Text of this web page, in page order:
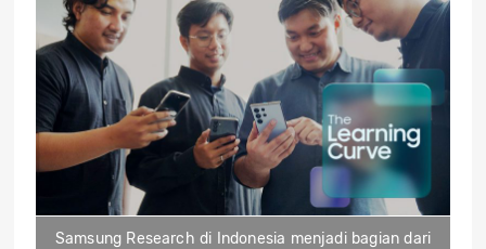
Samsung Research di Indonesia menjadi bagian dari